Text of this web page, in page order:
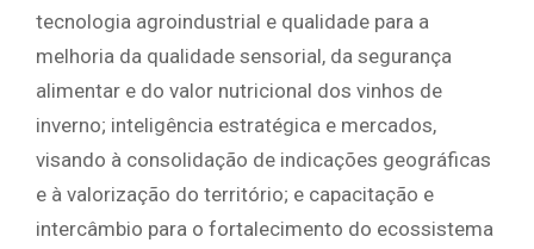
tecnologia agroindustrial e qualidade para a
melhoria da qualidade sensorial, da segurança
alimentar e do valor nutricional dos vinhos de
inverno; inteligência estratégica e mercados,
visando à consolidação de indicações geográficas
e à valorização do território; e capacitação e
intercâmbio para o fortalecimento do ecossistema